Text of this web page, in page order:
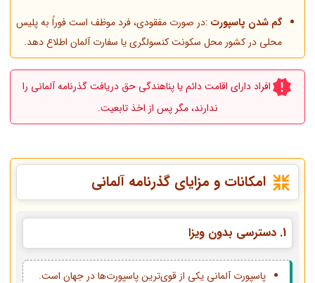
گم شدن پاسپورت :در صورت مفقودی، فرد موظف است فوراً به پلیس
محلی در کشور محل سکونت کنسولگری یا سفارت آلمان اطلاع دهد.
افراد دارای اقامت دائم یا پناهندگی حق دریافت گذرنامه آلمانی را
ندارند، مگر پس از اخذ تابعیت.
امکانات و مزایای گذرنامه آلمانی
1. دسترسی بدون ویزا
پاسپورت آلمانی یکی از قوی‌ترین پاسپورت‌ها در جهان است.